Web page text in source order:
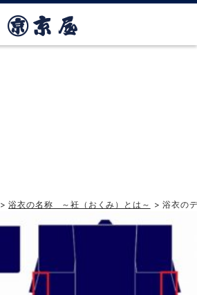
>浴衣の名称 ～衽（おくみ）とは～ > 浴衣の